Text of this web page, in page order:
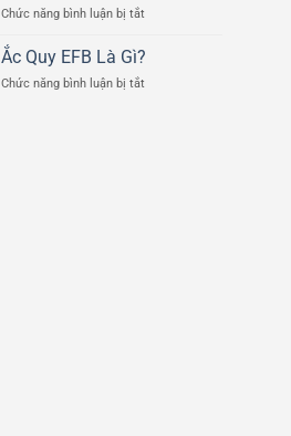
Bình
Quy
Tô
Chức năng bình luận bị tắt
Quy
Và
Ắc Quy EFB Là Gì?
Chức năng bình luận bị tắt